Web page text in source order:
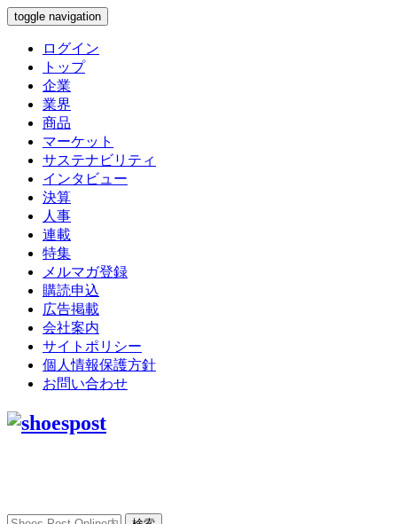
toggle navigation
ログイン
トップ
企業
業界
商品
マーケット
サステナビリティ
インタビュー
決算
人事
連載
特集
メルマガ登録
購読申込
広告掲載
会社案内
サイトポリシー
個人情報保護方針
お問い合わせ